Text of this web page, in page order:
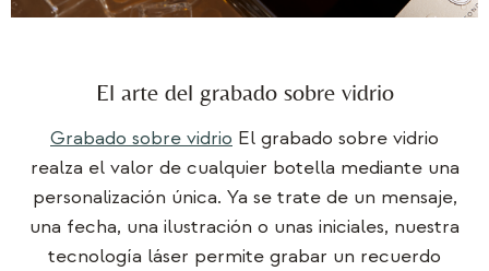
El arte del grabado sobre vidrio
Grabado sobre vidrio El grabado sobre vidrio
realza el valor de cualquier botella mediante una
personalización única. Ya se trate de un mensaje,
una fecha, una ilustración o unas iniciales, nuestra
tecnología láser permite grabar un recuerdo